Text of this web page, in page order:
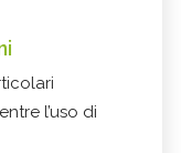
l’uso di